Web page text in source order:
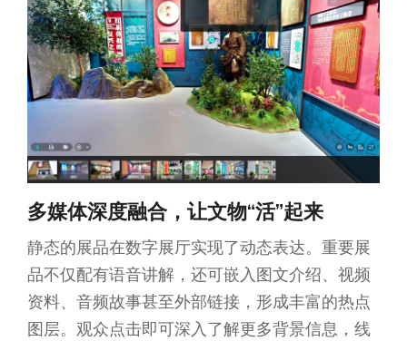
多媒体深度融合，让文物“活”起来
静态的展品在数字展厅实现了动态表达。重要展
品不仅配有语音讲解，还可嵌入图文介绍、视频
资料、音频故事甚至外部链接，形成丰富的热点
图层。观众点击即可深入了解更多背景信息，线